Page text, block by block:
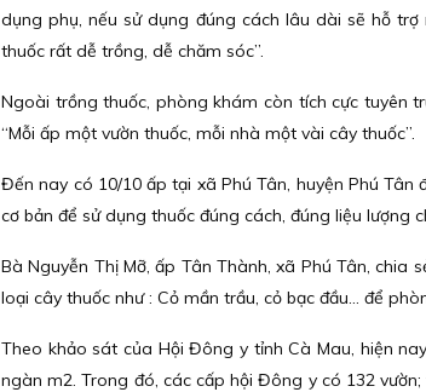
dụng phụ, nếu sử dụng đúng cách lâu dài sẽ hỗ
thuốc rất dễ trồng, dễ chăm sóc”.
Ngoài trồng thuốc, phòng khám còn tích cực tuyên
“Mỗi ấp một vườn thuốc, mỗi nhà một vài cây thuốc”.
Đến nay có 10/10 ấp tại xã Phú Tân, huyện Phú
cơ bản để sử dụng thuốc đúng cách, đúng liệu lượng
Bà Nguyễn Thị Mỡ, ấp Tân Thành, xã Phú Tân,
loại cây thuốc như : Cỏ mần trầu, cỏ bạc đầu… để
Theo khảo sát của Hội Đông y tỉnh Cà Mau, hiện
ngàn m2. Trong đó, các cấp hội Đông y có 132